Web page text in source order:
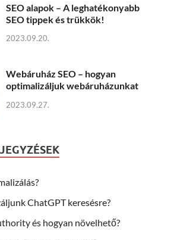
SEO alapok – A leghatékonyabb
SEO tippek és trükkök!
2023.09.20.
Webáruház SEO – hogyan
optimalizáljuk webáruházunkat
2023.09.27.
ChatGPT keresésre?
és hogyan növelhető?